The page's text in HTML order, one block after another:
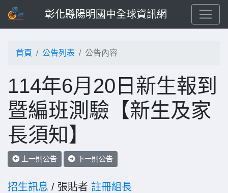
彰化縣陽明國中全球資訊網
首頁 公告列表 公告內容
114年6月20日新生報到
暨編班測驗【新生及家
長須知】
上一則公告 下一則公告
招生訊息 / 張貼者 註冊組長